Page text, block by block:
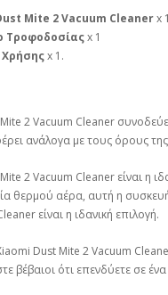
Mite 2 Vacuum Cleanerx 1
Τροφοδοσίαςx 1
Χρήσηςx 1.
2 Vacuum Cleaner
ανάλογα με τους όρους
2 Vacuum Cleaner είναι η
θερμού αέρα, αυτή η
είναι η ιδανική επιλογή.
Dust Mite 2 Vacuum
βέβαιοι ότι επενδύετε σε